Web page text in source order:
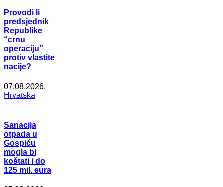
Provodi li
predsjednik
Republike
“crnu
operaciju”
protiv vlastite
nacije?
07.08.2026.
Hrvatska
Sanacija
otpada u
Gospiću
mogla bi
koštati i do
125 mil. eura